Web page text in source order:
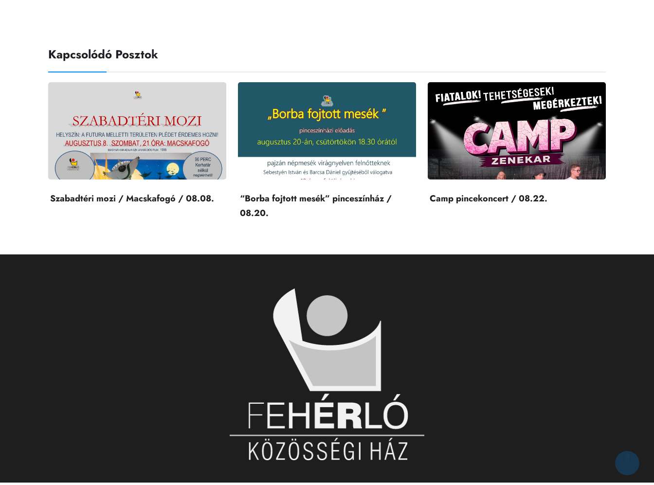
Kapcsolódó Posztok
Szabadtéri mozi / Macskafogó / 08.08.
“Borba fojtott mesék” pinceszínház /
08.20.
Camp pincekoncert / 08.22.